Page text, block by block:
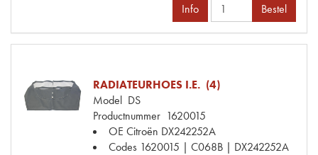
Info Bestel
RADIATEURHOES I.E. (4)
Model DS
Productnummer 1620015
OE Citroën DX242252A
Codes 1620015 | C068B | DX242252A